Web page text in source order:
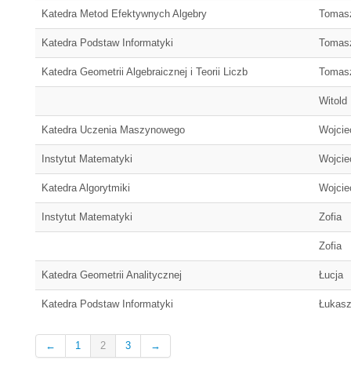
Katedra Metod Efektywnych Algebry
Katedra Podstaw Informatyki
Katedra Geometrii Algebraicznej i Teorii Liczb
Witold
Katedra Uczenia Maszynowego
Instytut Matematyki
Katedra Algorytmiki
Instytut Matematyki Zofia
Zofia
Katedra Geometrii Analitycznej Łucja
Katedra Podstaw Informatyki Łukasz
← 1 2 3 →